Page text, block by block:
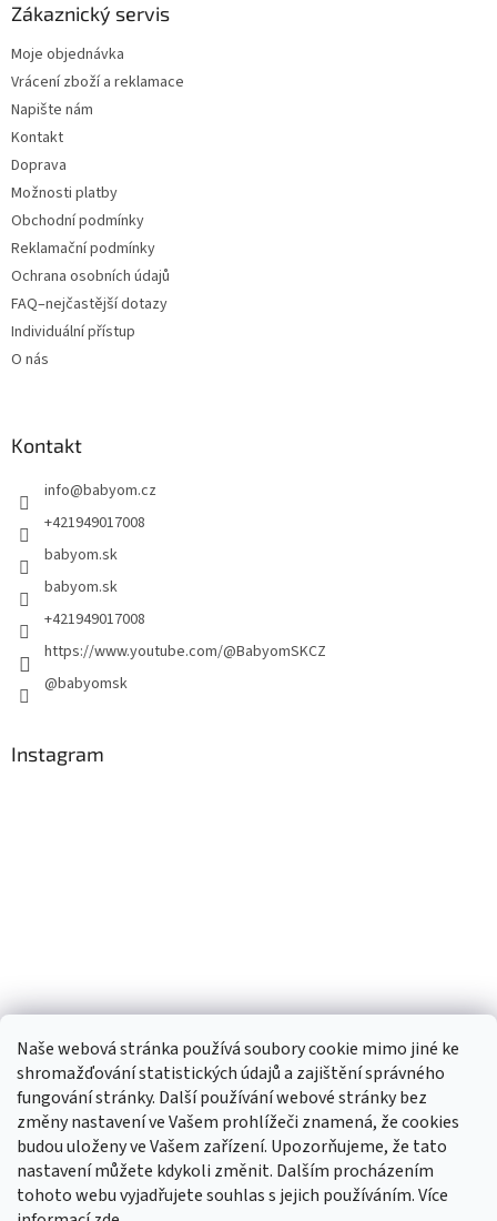
Naše webová stránka používá soubory cookie mimo jiné ke
shromažďování statistických údajů a zajištění správného
fungování stránky. Další používání webové stránky bez
změny nastavení ve Vašem prohlížeči znamená, že cookies
budou uloženy ve Vašem zařízení. Upozorňujeme, že tato
nastavení můžete kdykoli změnit. Dalším procházením
tohoto webu vyjadřujete souhlas s jejich používáním. Více
Zákaznický servis
Moje objednávka
Vrácení zboží a reklamace
Napište nám
Kontakt
Doprava
Možnosti platby
Obchodní podmínky
Reklamační podmínky
Ochrana osobních údajů
FAQ–nejčastější dotazy
Individuální přístup
O nás
Kontakt
info@babyom.cz
+421949017008
babyom.sk
babyom.sk
+421949017008
https://www.youtube.com/@BabyomSKCZ
@babyomsk
Instagram
TIk Tok Instagram Facebook